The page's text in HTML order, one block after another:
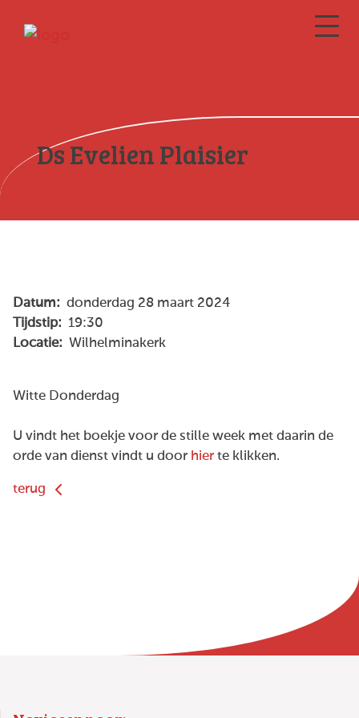
Ds Evelien Plaisier
Datum: donderdag 28 maart 2024
Tijdstip: 19:30
Locatie: Wilhelminakerk
Witte Donderdag
U vindt het boekje voor de stille week met daarin de
orde van dienst vindt u door hier te klikken.
terug